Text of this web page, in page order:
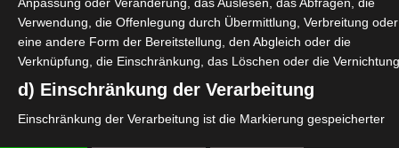
Verwendung, die Offenlegung durch Übermittlung, Verbreitung oder
eine andere Form der Bereitstellung, den Abgleich oder die
Verknüpfung, die Einschränkung, das Löschen oder die Vernichtung.
d) Einschränkung der Verarbeitung
Einschränkung der Verarbeitung ist die Markierung gespeicherter